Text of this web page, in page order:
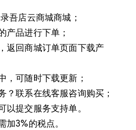
吾店云商城商城；
产品进行下单；
返回商城订单页面下载产
，可随时下载更新；
？联系在线客服咨询购买；
以提交服务支持单。
加3%的税点。